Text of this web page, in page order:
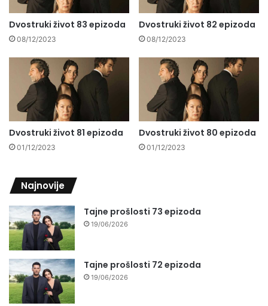
Dvostruki život 83 epizoda
08/12/2023
Dvostruki život 82 epizoda
08/12/2023
Dvostruki život 81 epizoda
01/12/2023
Dvostruki život 80 epizoda
01/12/2023
Najnovije
Tajne prošlosti 73 epizoda
19/06/2026
Tajne prošlosti 72 epizoda
19/06/2026